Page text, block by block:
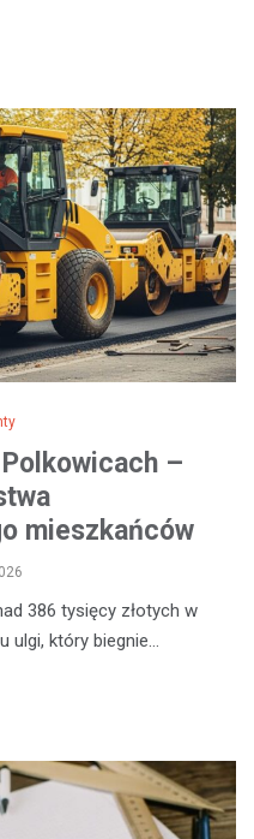
Polkowicach –
mieszkańców
386 tysięcy złotych w
ulgi, który biegnie…